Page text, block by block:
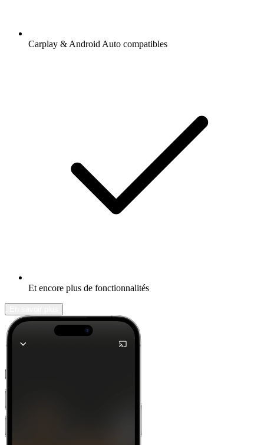
Carplay & Android Auto compatibles
Et encore plus de fonctionnalités